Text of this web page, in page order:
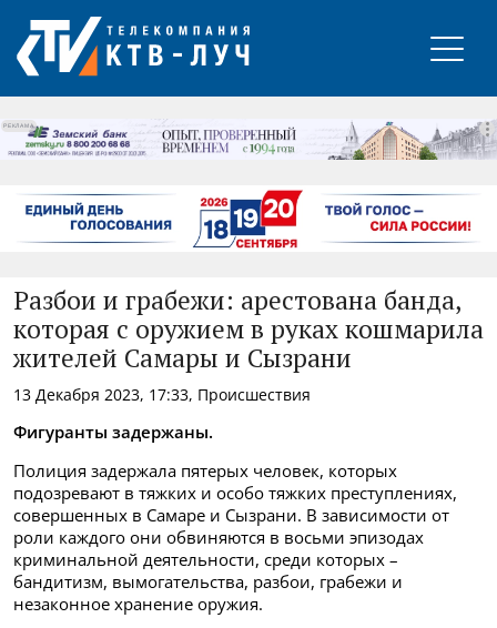
РЕКЛАМА
Разбои и грабежи: арестована банда,
которая с оружием в руках кошмарила
жителей Самары и Сызрани
13 Декабря 2023, 17:33, Происшествия
Фигуранты задержаны.
Полиция задержала пятерых человек, которых
подозревают в тяжких и особо тяжких преступлениях,
совершенных в Самаре и Сызрани. В зависимости от
роли каждого они обвиняются в восьми эпизодах
криминальной деятельности, среди которых –
бандитизм, вымогательства, разбои, грабежи и
незаконное хранение оружия.